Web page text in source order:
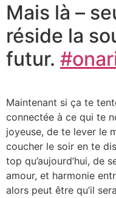
Mais là –
réside la
futur.
Maintenant si ça te
connectée à ce qui te
joyeuse, de te lever le
coucher le soir en te
top qu’aujourd’hui, de
amour, et harmonie
alors peut être qu’il